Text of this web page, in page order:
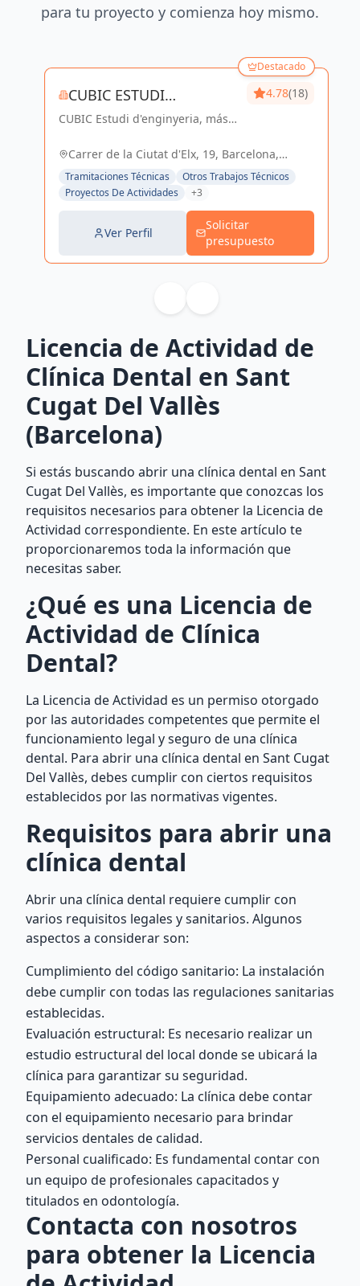
para tu proyecto y comienza hoy mismo.
Destacado
CUBIC ESTUDI
D'ENGINYERIA S.L.
CUBIC Estudi d'enginyeria, más
de Arquitectura e Ingeniería con
4.78(18)
Carrer de la Ciutat d'Elx, 19, Barcelona,
España, España
Tramitaciones Técnicas
Otros Trabajos Técnicos
Proyectos De Actividades
+3
Ver Perfil
Solicitar
presupuesto
Licencia de Actividad de
Clínica Dental en Sant
Cugat Del Vallès
(Barcelona)
Si estás buscando abrir una clínica dental en Sant
Cugat Del Vallès, es importante que conozcas los
requisitos necesarios para obtener la Licencia de
Actividad correspondiente. En este artículo te
proporcionaremos toda la información que
necesitas saber.
¿Qué es una Licencia de
Actividad de Clínica
Dental?
La Licencia de Actividad es un permiso otorgado
por las autoridades competentes que permite el
funcionamiento legal y seguro de una clínica
dental. Para abrir una clínica dental en Sant Cugat
Del Vallès, debes cumplir con ciertos requisitos
establecidos por las normativas vigentes.
Requisitos para abrir una
clínica dental
Abrir una clínica dental requiere cumplir con
varios requisitos legales y sanitarios. Algunos
aspectos a considerar son:
Cumplimiento del código sanitario: La instalación
debe cumplir con todas las regulaciones sanitarias
establecidas.
Evaluación estructural: Es necesario realizar un
estudio estructural del local donde se ubicará la
clínica para garantizar su seguridad.
Equipamiento adecuado: La clínica debe contar
con el equipamiento necesario para brindar
servicios dentales de calidad.
Personal cualificado: Es fundamental contar con
un equipo de profesionales capacitados y
titulados en odontología.
Contacta con nosotros
para obtener la Licencia